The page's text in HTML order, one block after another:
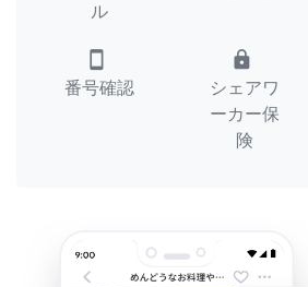
ル
smartphone
番号確認
lock
シェアワ
ーカー保
険